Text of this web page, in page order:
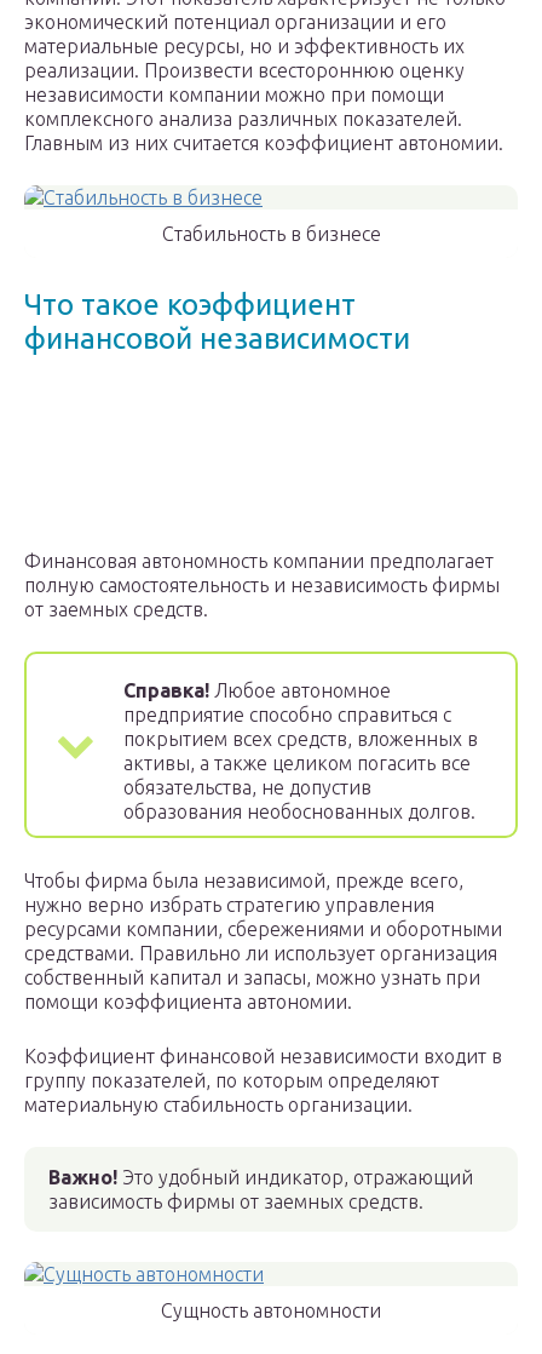
экономический потенциал организации и его
материальные ресурсы, но и эффективность их
реализации. Произвести всестороннюю оценку
независимости компании можно при помощи
комплексного анализа различных показателей.
Главным из них считается коэффициент автономии.
Стабильность в бизнесе
Что такое коэффициент
финансовой независимости
Финансовая автономность компании предполагает
полную самостоятельность и независимость фирмы
от заемных средств.
Справка! Любое автономное
предприятие способно справиться с
покрытием всех средств, вложенных в
активы, а также целиком погасить все
обязательства, не допустив
образования необоснованных долгов.
Чтобы фирма была независимой, прежде всего,
нужно верно избрать стратегию управления
ресурсами компании, сбережениями и оборотными
средствами. Правильно ли использует организация
собственный капитал и запасы, можно узнать при
помощи коэффициента автономии.
Коэффициент финансовой независимости входит в
группу показателей, по которым определяют
материальную стабильность организации.
Важно! Это удобный индикатор, отражающий
зависимость фирмы от заемных средств.
Сущность автономности